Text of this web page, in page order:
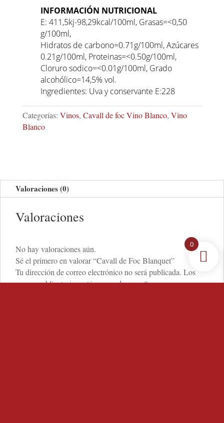
INFORMACIÓN NUTRICIONAL
E: 411,5kj-98,29kcal/100ml, Grasas=<0,50
g/100ml,
Hidratos de carbono=0.71g/100ml, Azúcares
0.21g/100ml, Proteinas=<0.50g/100ml,
Cloruro sodico=<0.01g/100ml, Grado
alcohólico=14,5% vol.
Ingredientes: Uva y conservante E:228
Categorías: Vinos, Cavall de foc Vino Blanco, Vino
Blanco
Valoraciones (0)
Valoraciones
No hay valoraciones aún.
Sé el primero en valorar “Cavall de Foc Blanquet”
Tu dirección de correo electrónico no será publicada. Los
campos obligatorios están marcados con*
0